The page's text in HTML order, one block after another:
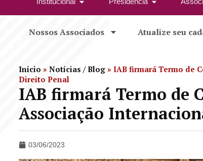
Nossos Associados Atualize seu
Início » Notícias / Blog » IAB firmará Termo de
Direito Penal
IAB firmará Termo de
Associação
03/06/2023